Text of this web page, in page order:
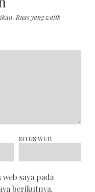
Ruas yang wajib
SITUS WEB
saya pada
berikutnya.